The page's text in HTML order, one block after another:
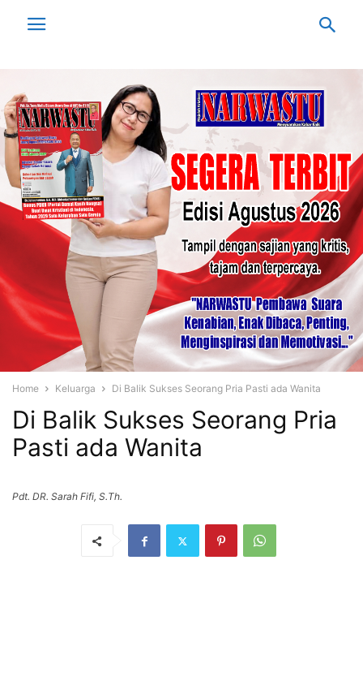
Home Keluarga Di Balik Sukses Seorang Pria Pasti ada Wanita
Di Balik Sukses Seorang Pria
Pasti ada Wanita
Pdt. DR. Sarah Fifi, S.Th.